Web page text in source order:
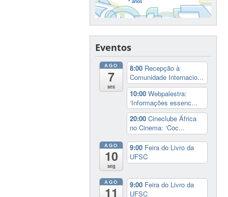
Eventos
AGO
7
sex
8:00 Recepção à
Comunidade Internacio...
10:00Webpalestra:
‘Informações essenc...
20:00Cineclube África
no Cinema: ‘Coc...
AGO
10
seg
9:00 Feira do Livro da
UFSC
AGO
11
9:00 Feira do Livro da
UFSC